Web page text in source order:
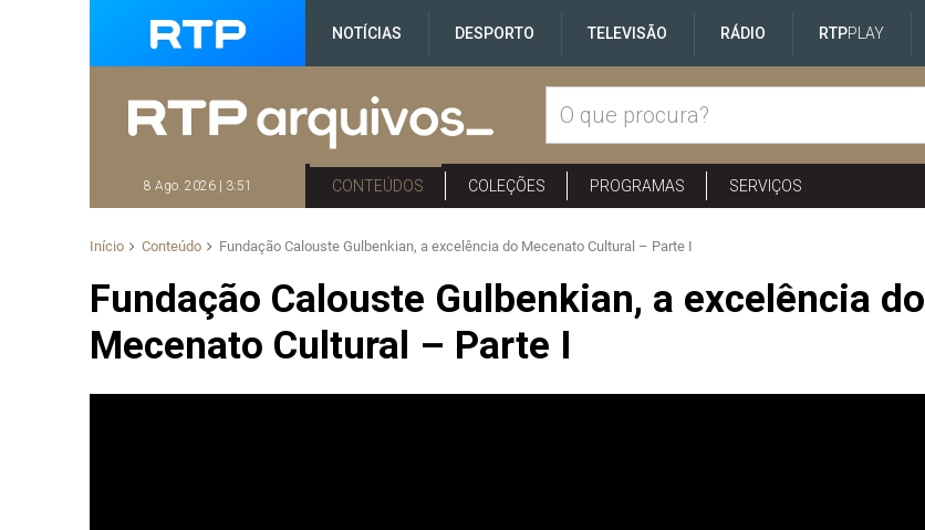
NOTÍCIAS DESPORTO TELEVISÃO RÁDIO RTPPLAY
8 Ago. 2026 | 3:51 CONTEÚDOS COLEÇÕES PROGRAMAS SERVIÇOS
Início Conteúdo Fundação Calouste Gulbenkian, a excelência do Mecenato Cultural – Parte I
Fundação Calouste Gulbenkian, a excelência do
Mecenato Cultural – Parte I